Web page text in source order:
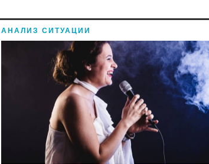
АНАЛИЗ СИТУАЦИИ